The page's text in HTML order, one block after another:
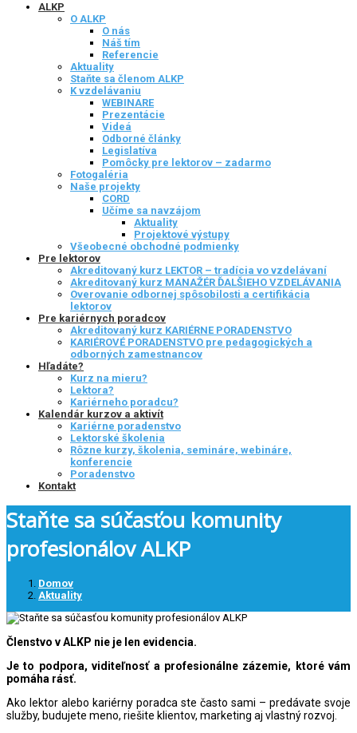
ALKP
O ALKP
O nás
Náš tím
Referencie
Aktuality
Staňte sa členom ALKP
K vzdelávaniu
WEBINARE
Prezentácie
Videá
Odborné články
Legislatíva
Pomôcky pre lektorov – zadarmo
Fotogaléria
Naše projekty
CORD
Učíme sa navzájom
Aktuality
Projektové výstupy
Všeobecné obchodné podmienky
Pre lektorov
Akreditovaný kurz LEKTOR – tradícia vo vzdelávaní
Akreditovaný kurz MANAŽÉR ĎALŠIEHO VZDELÁVANIA
Overovanie odbornej spôsobilosti a certifikácia
lektorov
Pre kariérnych poradcov
Akreditovaný kurz KARIÉRNE PORADENSTVO
KARIÉROVÉ PORADENSTVO pre pedagogických a
odborných zamestnancov
Hľadáte?
Kurz na mieru?
Lektora?
Kariérneho poradcu?
Kalendár kurzov a aktivít
Kariérne poradenstvo
Lektorské školenia
Rôzne kurzy, školenia, semináre, webináre,
konferencie
Poradenstvo
Kontakt
Staňte sa súčasťou komunity
profesionálov ALKP
Domov
Aktuality
Členstvo v ALKP nie je len evidencia.
Je to podpora, viditeľnosť a profesionálne zázemie, ktoré vám
pomáha rásť.
Ako lektor alebo kariérny poradca ste často sami – predávate svoje
služby, budujete meno, riešite klientov, marketing aj vlastný rozvoj.